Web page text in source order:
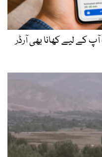
کے لیے کھانا بھی آرڈر